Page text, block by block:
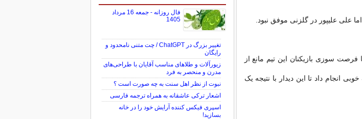
علی علیپور در گلزنی موفق نبود.
فرصت سوزی بازیکنان این تیم مانع از
انجام داد تا این دیدار با نتیجه یک
فال روزانه - جمعه 16 مرداد
1405
تغییر بزرگ در ChatGPT / چت متنی نامحدود و
رایگان
زیورآلات و طلاهای مناسب آقایان با طراحی‌های
مدرن و منحصر به فرد
نبوت از نظر اهل سنت به چه صورت است ؟
اشعار ترکی عاشقانه به همراه ترجمه فارسی
اسپری فیکس کننده آرایش خود را در خانه
بسازید!